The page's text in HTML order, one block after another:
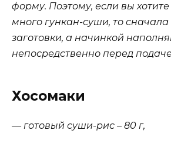
форму. Поэтому, если вы
много гункан-суши, то сначала
заготовки, а начинкой
непосредственно перед
Хосомаки
— готовый суши-рис – 80 г,